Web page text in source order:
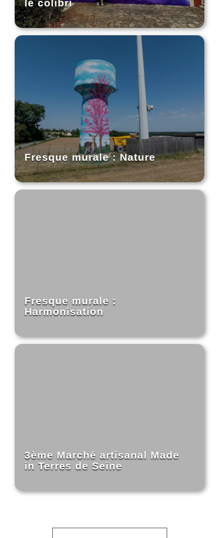
le colibri
Fresque murale : Nature
Fresque murale :
Harmonisation
3ème Marché artisanal Made
in Terres de Seine